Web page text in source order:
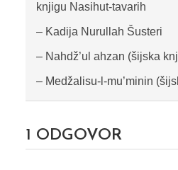
knjigu Nasihut-tavarih
– Kadija Nurullah Šusteri
– Nahdž’ul ahzan (šijska
– Medžalisu-l-mu’minin
1 ODGOVOR